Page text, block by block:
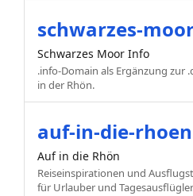
schwarzes-
Schwarzes Moor Info
.info-Domain als Ergänzung zur
in der Rhön.
auf-in-die-
Auf in die Rhön
Reiseinspirationen und
für Urlauber und